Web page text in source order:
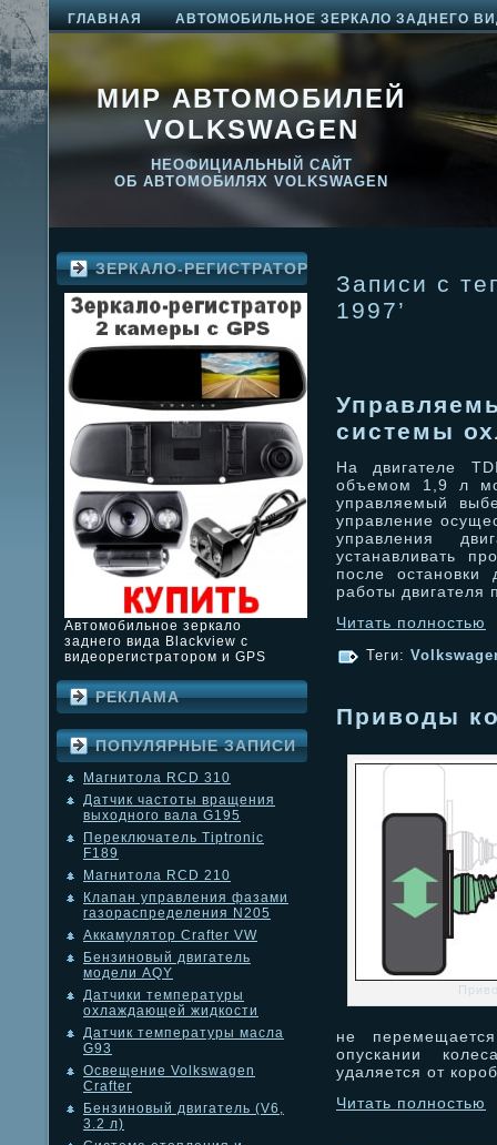
ГЛАВНАЯ АВТОМОБИЛЬНОЕ ЗЕРКАЛО ЗАДНЕГО
МИР АВТОМОБИЛЕЙ
VOLKSWAGEN
НЕОФИЦИАЛЬНЫЙ САЙТ
ОБ АВТОМОБИЛЯХ VOLKSWAGEN
ЗЕРКАЛО-РЕГИСТРАТОР
Автомобильное зеркало
заднего вида Blackview с
видеорегистратором и GPS
РЕКЛАМА
ПОПУЛЯРНЫЕ ЗАПИСИ
Магнитола RCD 310
Датчик частоты вращения
выходного вала G195
Переключатель Tiptronic
F189
Магнитола RCD 210
Клапан управления фазами
газораспределения N205
Аккамулятор Crafter VW
Бензиновый двигатель
модели AQY
Датчики температуры
охлаждающей жидкости
Датчик температуры масла
G93
Освещение Volkswagen
Crafter
Бензиновый двигатель (V6,
3.2 л)
Записи с
1997’
системы
На двигателе
объемом 1,9 л
управляемый
управление
управления
устанавливать
после остановки
работы двигателя
Читать полностью
Теги:
Приводы
не
опускании
удаляется от
Читать полностью